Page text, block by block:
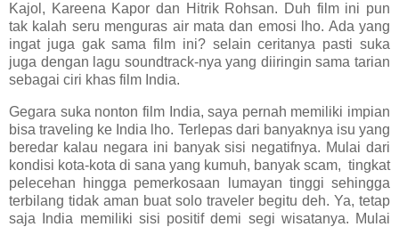
Kajol, Kareena Kapor dan Hitrik Rohsan. Duh film ini pun
tak kalah seru menguras air mata dan emosi lho. Ada yang
ingat juga gak sama film ini? selain ceritanya pasti suka
juga dengan lagu soundtrack-nya yang diiringin sama tarian
sebagai ciri khas film India.
Gegara suka nonton film India, saya pernah memiliki impian
bisa traveling ke India lho. Terlepas dari banyaknya isu yang
beredar kalau negara ini banyak sisi negatifnya. Mulai dari
kondisi kota-kota di sana yang kumuh, banyak scam, tingkat
pelecehan hingga pemerkosaan lumayan tinggi sehingga
terbilang tidak aman buat solo traveler begitu deh. Ya, tetap
saja India memiliki sisi positif demi segi wisatanya. Mulai